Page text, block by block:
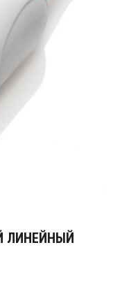
ЛИНЕЙНЫЙ